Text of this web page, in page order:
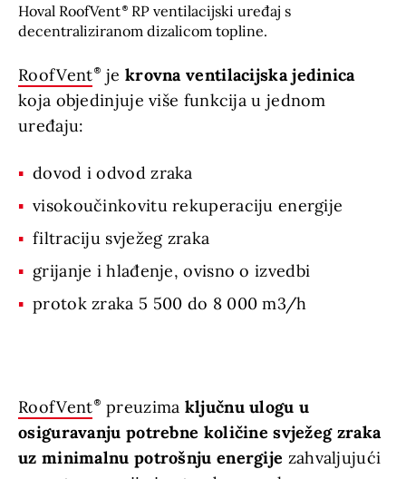
Hoval RoofVent
RP ventilacijski uređaj s
decentraliziranom dizalicom topline.
RoofVent je krovna ventilacijska jedinica
koja objedinjuje više funkcija u jednom
uređaju:
dovod i odvod zraka
visokoučinkovitu rekuperaciju energije
filtraciju svježeg zraka
grijanje i hlađenje, ovisno o izvedbi
protok zraka 5 500 do 8 000 m3/h
RoofVent preuzima ključnu ulogu u
osiguravanju potrebne količine svježeg zraka
uz minimalnu potrošnju energije zahvaljujući